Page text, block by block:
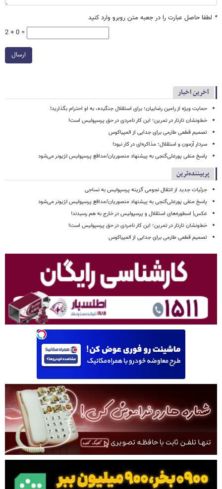
* لطفا حاصل عبارت را در جعبه متن روبرو وارد کنید
2 + 0 =
ارسال
آخرین اخبار
حمایت ویژه از رامین رضاییان؛ برای استقلال جنگیده، به او احترام بگذارید!
خط‌ونشان تارتار در تمرین؛ این کار نامردی در حق پرسپولیس است!
تصمیم قطعی طارمی برای جدایی از المپیاکوس
سردار آزمون و استقلال؛ مذاکره‌ای در کار نبود!
پاسخ منفی پورعلی‌گنجی به پیشنهاد منصوریان/مدافع پرسپولیس لژیونر می‌شود
پربیننده‌ترین
جزئیات جدید از انتقال نجومی گزینه پرسپولیس به نساجی
پاسخ منفی پورعلی‌گنجی به پیشنهاد منصوریان/مدافع پرسپولیس لژیونر می‌شود
عکس| اسطوره‌های استقلال و پرسپولیس در خارج به هم رسیدند!
خط‌ونشان تارتار در تمرین؛ این کار نامردی در حق پرسپولیس است!
تصمیم قطعی طارمی برای جدایی از المپیاکوس